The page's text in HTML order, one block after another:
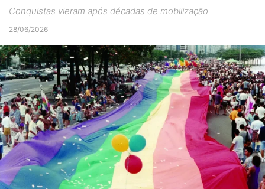
Conquistas vieram após décadas de mobilização
28/06/2026